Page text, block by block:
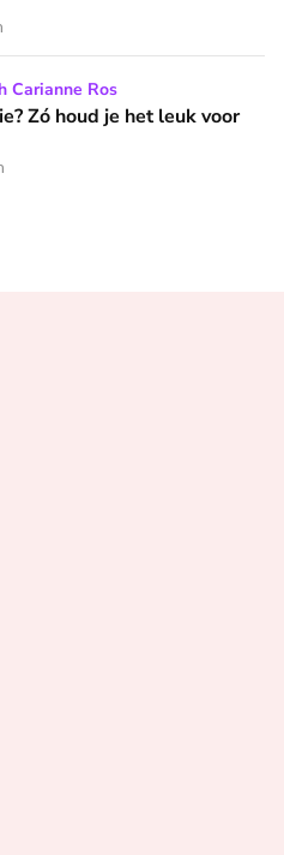
leuk voor de kinderen!
Carianne Ros
Zó houd je het leuk voor